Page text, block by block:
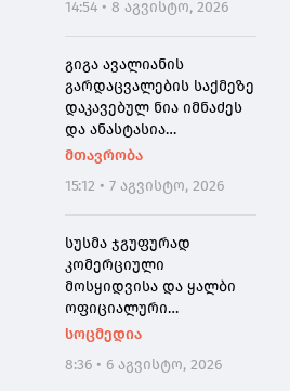
14:54 • 8 აგვისტო, 2026
გიგა ავალიანის
გარდაცვალების საქმეზე
დაკავებულ ნია იმნაძეს
და ანასტასია
ბერუაშვილს აღკვეთის
პატიმრობა შეეფარდათ
მთავრობა
15:12 • 7 აგვისტო, 2026
სუსმა ჯგუფურად
კომერციული
მოსყიდვისა და ყალბი
ოფიციალური
დოკუმენტის
დახმარების ფაქტზე,
სოცმედია
8:36 • 6 აგვისტო, 2026